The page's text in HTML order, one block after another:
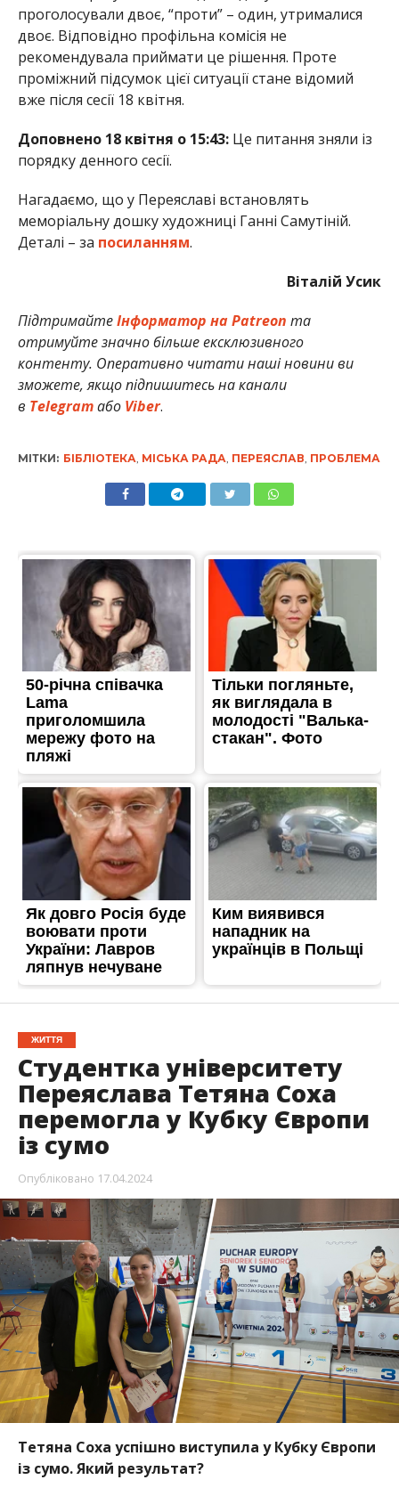
проголосували двоє, “проти” – один, утрималися
двоє. Відповідно профільна комісія не
рекомендувала приймати це рішення. Проте
проміжний підсумок цієї ситуації стане відомий
вже після сесії 18 квітня.
Доповнено 18 квітня о 15:43:Це питання зняли із
порядку денного сесії.
Нагадаємо, що у Переяславі встановлять
меморіальну дошку художниці Ганні Самутіній.
Деталі – за посиланням.
Віталій Усик
ПідтримайтеІнформатор на Patreon та
отримуйте значно більше ексклюзивного
контенту. Оперативно читати наші новини ви
зможете, якщо підпишитесь на канали
в Telegramабо Viber.
МІТКИ: БІБЛІОТЕКА МІСЬКА РАДА ПЕРЕЯСЛАВ ПРОБЛЕМА
ЖИТТЯ
Студентка університету
Переяслава Тетяна Соха
перемогла у Кубку Європи
із сумо
Опубліковано 17.04.2024
Тетяна Соха успішно виступила у Кубку Європи
із сумо. Який результат?